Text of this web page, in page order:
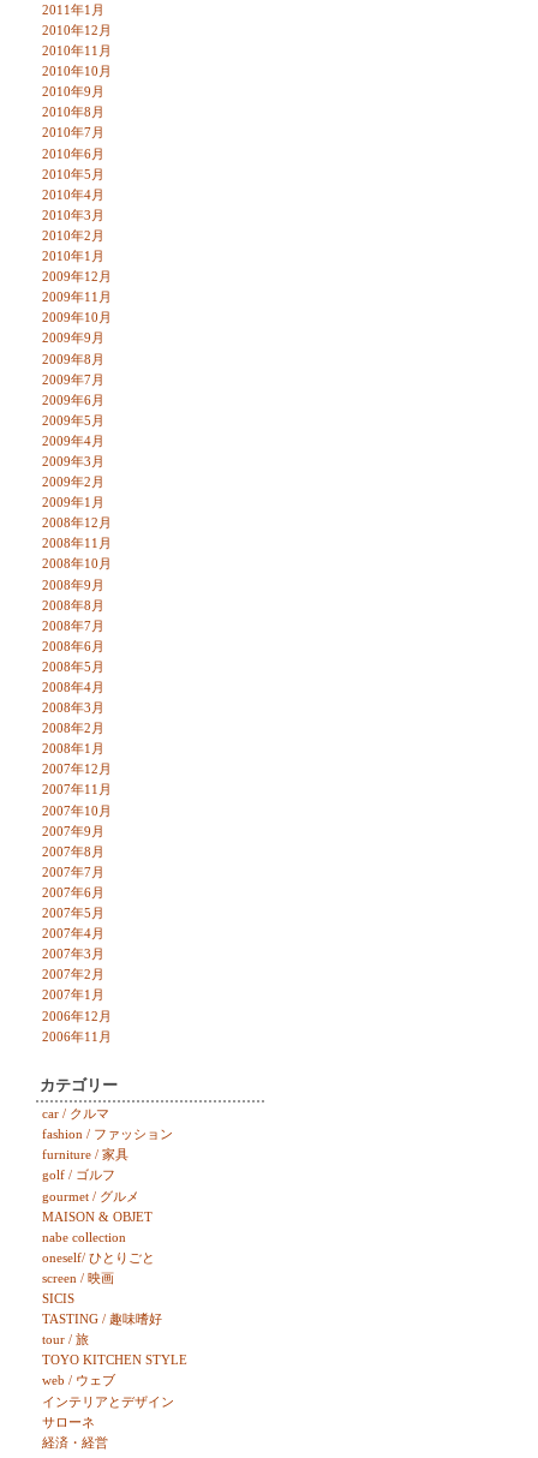
2011年1月
2010年12月
2010年11月
2010年10月
2010年9月
2010年8月
2010年7月
2010年6月
2010年5月
2010年4月
2010年3月
2010年2月
2010年1月
2009年12月
2009年11月
2009年10月
2009年9月
2009年8月
2009年7月
2009年6月
2009年5月
2009年4月
2009年3月
2009年2月
2009年1月
2008年12月
2008年11月
2008年10月
2008年9月
2008年8月
2008年7月
2008年6月
2008年5月
2008年4月
2008年3月
2008年2月
2008年1月
2007年12月
2007年11月
2007年10月
2007年9月
2007年8月
2007年7月
2007年6月
2007年5月
2007年4月
2007年3月
2007年2月
2007年1月
2006年12月
2006年11月
カテゴリー
car / クルマ
fashion / ファッション
furniture / 家具
golf / ゴルフ
gourmet / グルメ
MAISON & OBJET
nabe collection
oneself/ ひとりごと
screen / 映画
SICIS
TASTING / 趣味嗜好
tour / 旅
TOYO KITCHEN STYLE
web / ウェブ
インテリアとデザイン
サローネ
経済・経営